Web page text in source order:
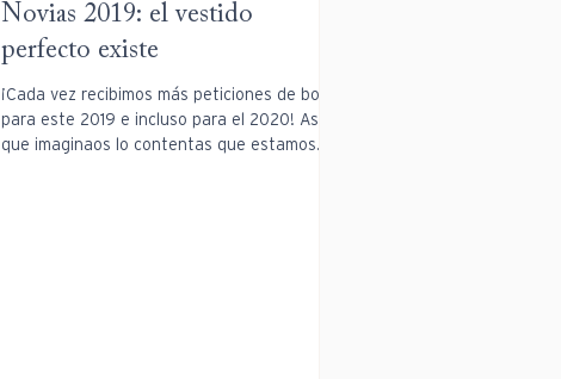
Novias 2019: el vestido
perfecto existe
¡Cada vez recibimos más peticiones de bodas
para este 2019 e incluso para el 2020! Así
que imaginaos lo contentas que estamos.